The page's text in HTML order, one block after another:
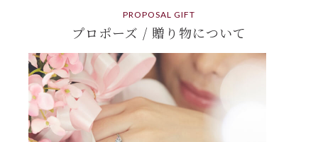
PROPOSAL GIFT
プロポーズ / 贈り物について